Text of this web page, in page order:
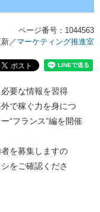
ページ番号：1044563
／ マーケティング推進室
要な情報を習得
で稼ぐ力を身につ
“フランス”編を開催
を募集しますの
をご確認くださ